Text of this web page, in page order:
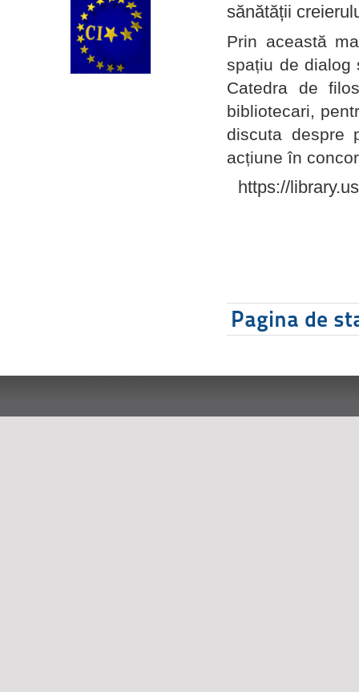
sănătății
Prin această
spațiu de dialog
Catedra de
bibliotecari,
discuta despre
acțiune în
https://
Pagina de